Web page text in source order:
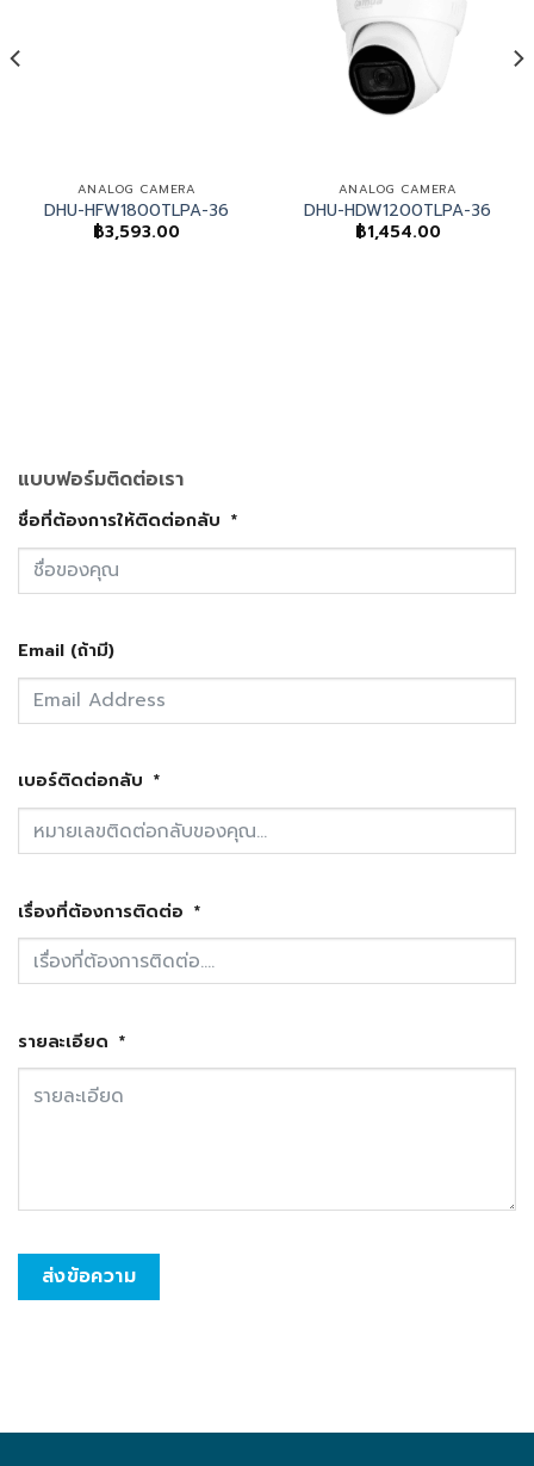
ANALOG CAMERA
DHU-HFW1800TLPA-36
฿3,593.00
ANALOG CAMERA
DHU-HDW1200TLPA-36
฿1,454.00
แบบฟอร์มติดต่อเรา
ชื่อที่ต้องการให้ติดต่อกลับ
Email (ถ้ามี)
เบอร์ติดต่อกลับ
เรื่องที่ต้องการติดต่อ
รายละเอียด
ส่งข้อความ